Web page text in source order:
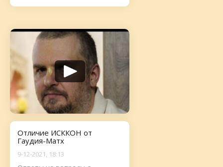
Отличие ИСККОН от
Гаудия-Матх
9-12-2021, 18:13